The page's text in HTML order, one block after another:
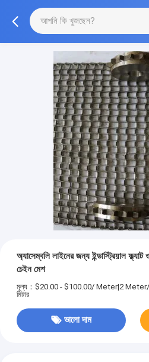
অ্যাসেম্বলি লাইনের জন্য ইন্ডাস্ট্রিয়াল ফ্ল্যাট
চেইন মেশ
মূল্য：$20.00 - $100.00/ Meter|2
মিটার
ভালো দাম